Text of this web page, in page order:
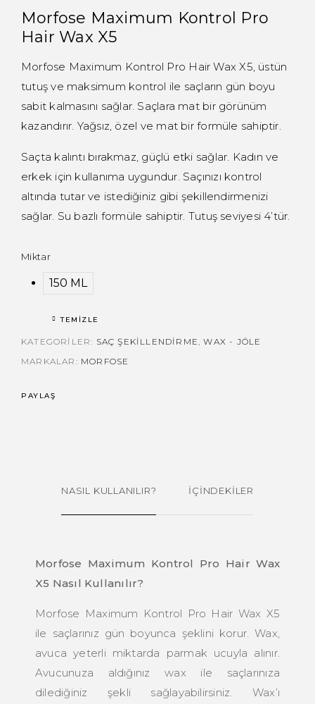
Morfose Maximum Kontrol Pro
Hair Wax X5
Morfose Maximum Kontrol Pro Hair Wax X5, üstün
tutuş ve maksimum kontrol ile saçların gün boyu
sabit kalmasını sağlar. Saçlara mat bir görünüm
kazandırır. Yağsız, özel ve mat bir formüle sahiptir.
Saçta kalıntı bırakmaz, güçlü etki sağlar. Kadın ve
erkek için kullanıma uygundur. Saçınızı kontrol
altında tutar ve istediğiniz gibi şekillendirmenizi
sağlar. Su bazlı formüle sahiptir. Tutuş seviyesi 4’tür.
Miktar
150 ML
TEMIZLE
KATEGORILER: SAÇ ŞEKILLENDIRME ,WAX - JÖLE
MARKALAR: MORFOSE
PAYLAŞ
NASIL KULLANILIR? İÇİNDEKİLER
Morfose Maximum Kontrol Pro Hair Wax
X5 Nasıl Kullanılır?
Morfose Maximum Kontrol Pro Hair Wax X5
ile saçlarınız gün boyunca şeklini korur. Wax,
avuca yeterli miktarda parmak ucuyla alınır.
Avucunuza aldığınız wax ile saçlarınıza
dilediğiniz şekli sağlayabilirsiniz. Wax’ı